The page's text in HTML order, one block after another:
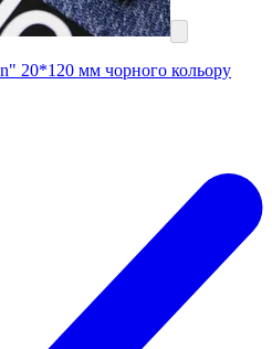
20*120 мм чорного кольору